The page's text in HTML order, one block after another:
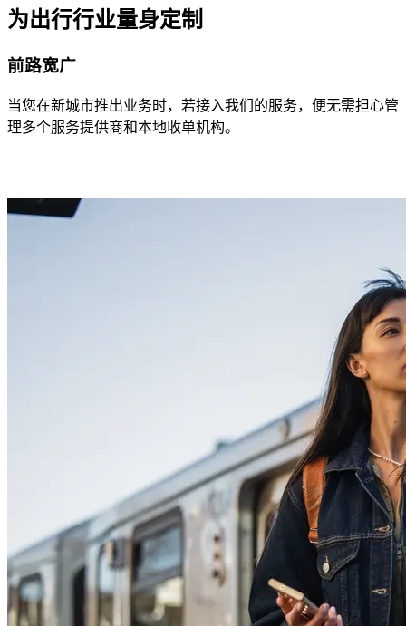
为出行行业量身定制
前路宽广
当您在新城市推出业务时，若接入我们的服务，便无需担心管
理多个服务提供商和本地收单机构。